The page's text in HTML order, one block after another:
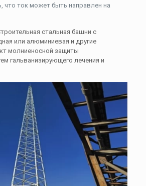
что ток может быть направлен на
стальная башни с
или алюминиевая и другие
молниеносной защиты
гальванизирующего лечения и